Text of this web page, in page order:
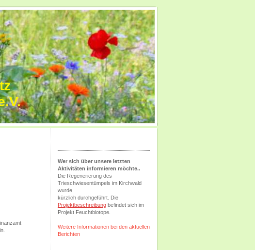
Wer sich über unsere letzten
Aktivitäten informieren möchte..
Die Regenerierung des
Trieschwiesentümpels im Kirchwald
wurde
kürzlich durchgeführt. Die
Projektbeschreibung befindet sich im
Projekt Feuchtbiotope.
Weitere Informationen bei den aktuellen
Berichten